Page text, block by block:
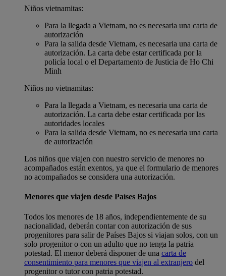
Niños vietnamitas:
Para la llegada a Vietnam, no es necesaria una carta de
autorización
Para la salida desde Vietnam, es necesaria una carta de
autorización. La carta debe estar certificada por la
policía local o el Departamento de Justicia de Ho Chi
Minh
Niños no vietnamitas:
Para la llegada a Vietnam, es necesaria una carta de
autorización. La carta debe estar certificada por las
autoridades locales
Para la salida desde Vietnam, no es necesaria una carta
de autorización
Los niños que viajen con nuestro servicio de menores no
acompañados están exentos, ya que el formulario de menores
no acompañados se considera una autorización.
Menores que viajen desde Países Bajos
Todos los menores de 18 años, independientemente de su
nacionalidad, deberán contar con autorización de sus
progenitores para salir de Países Bajos si viajan solos, con un
solo progenitor o con un adulto que no tenga la patria
potestad. El menor deberá disponer de una carta de
consentimiento para menores que viajen al extranjero del
progenitor o tutor con patria potestad.